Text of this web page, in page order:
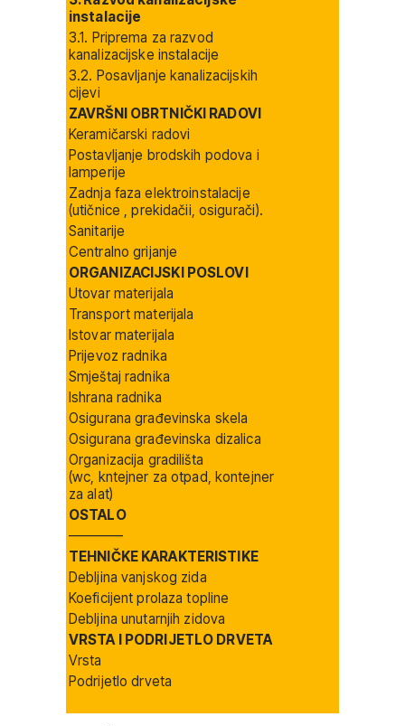
instalacije
3.1. Priprema za razvod
kanalizacijske instalacije
3.2. Posavljanje kanalizacijskih
cijevi
ZAVRŠNI OBRTNIČKI RADOVI
Keramičarski radovi
Postavljanje brodskih podova i
lamperije
Zadnja faza elektroinstalacije
(utičnice , prekidačii, osigurači).
Sanitarije
Centralno grijanje
ORGANIZACIJSKI POSLOVI
Utovar materijala
Transport materijala
Istovar materijala
Prijevoz radnika
Smještaj radnika
Ishrana radnika
Osigurana građevinska skela
Osigurana građevinska dizalica
Organizacija gradilišta
(wc, kntejner za otpad, kontejner
za alat)
OSTALO
————
TEHNIČKE KARAKTERISTIKE
Debljina vanjskog zida
Koeficijent prolaza topline
Debljina unutarnjih zidova
VRSTA I PODRIJETLO DRVETA
Vrsta
Podrijetlo drveta